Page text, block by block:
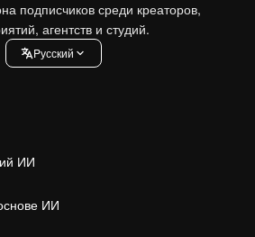
подписчиков среди креаторов,
агентств и студий.
Pусский
ИИ
ИИ